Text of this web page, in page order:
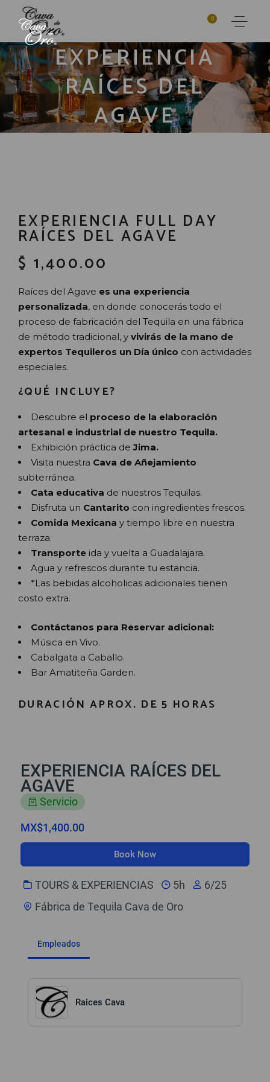
0
EXPERIENCIA
RAÍCES DEL
AGAVE
EXPERIENCIA FULL DAY
RAÍCES DEL AGAVE
$ 1,400.00
Raíces del Agave es una experiencia
personalizada, en donde conocerás todo el
proceso de fabricación del Tequila en una fábrica
de método tradicional, y vivirás de la mano de
expertos Tequileros un Día único con actividades
especiales.
¿QUÉ INCLUYE?
Descubre el proceso de la elaboración
artesanal e industrial de nuestro Tequila.
Exhibición práctica deJima.
Visita nuestra Cava de Añejamiento
subterránea.
Cata educativa de nuestros Tequilas.
Disfruta un Cantarito con ingredientes frescos.
Comida Mexicana y tiempo libre en nuestra
terraza.
Transporte ida y vuelta a Guadalajara.
Agua y refrescos durante tu estancia.
*Las bebidas alcoholicas adicionales tienen
costo extra.
Contáctanos para Reservar adicional:
Música en Vivo.
Cabalgata a Caballo.
Bar Amatiteña Garden.
DURACIÓN APROX. DE 5 HORAS
EXPERIENCIA RAÍCES DEL
AGAVE
Servicio
MX$1,400.00
Book Now
TOURS & EXPERIENCIAS​ 5h
6/25
Fábrica de Tequila Cava de Oro
Empleados
Raices Cava